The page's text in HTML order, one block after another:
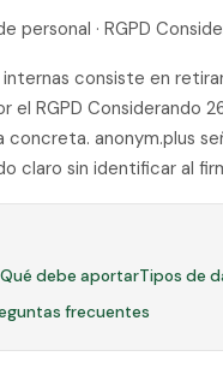
personal · RGPD
consiste en
RGPD Considerando
anonym.plus
claro sin identificar al
Qué debe aportarTipos de
frecuentes